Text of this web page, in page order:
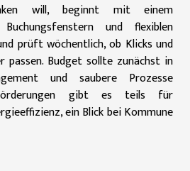
will, beginnt mit einem
und flexiblen
prüft wöchentlich, ob Klicks und
passen. Budget sollte zunächst in
und saubere Prozesse
gibt es teils für
ein Blick bei Kommune